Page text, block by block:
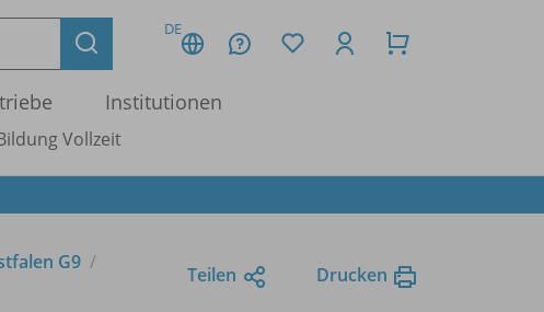
DE
Institutionen
Vollzeit
G9
Teilen Drucken